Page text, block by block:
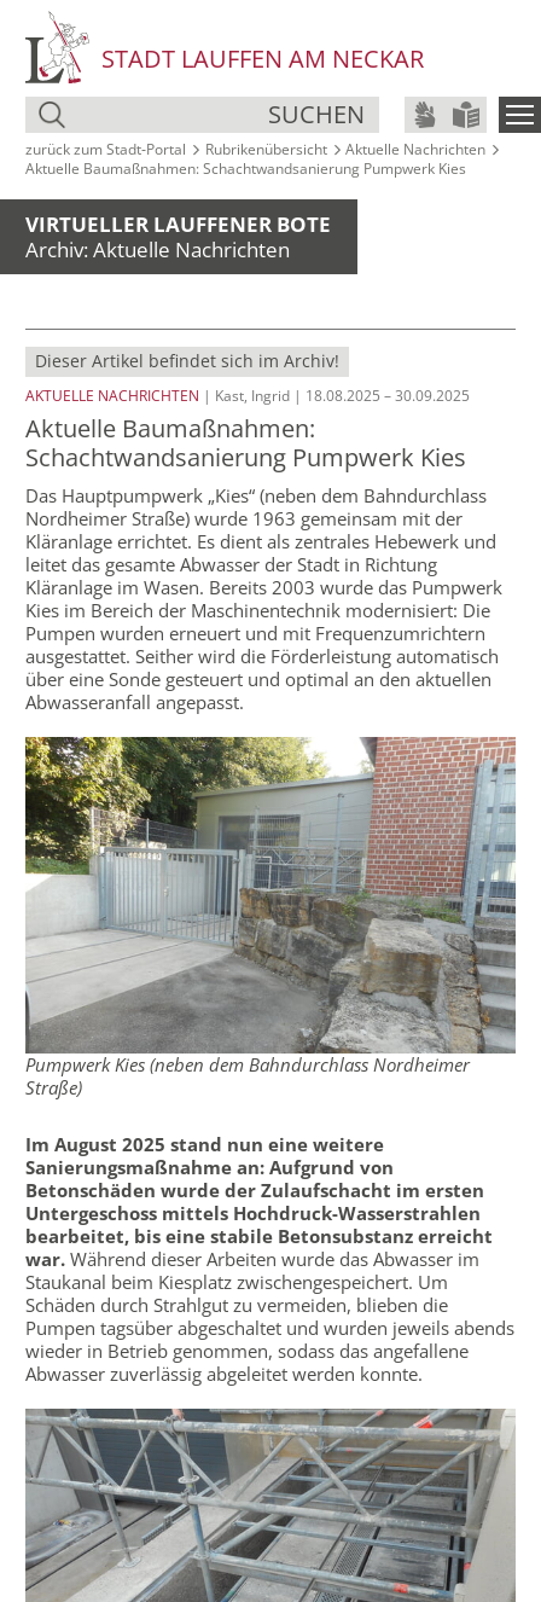
STADT LAUFFEN AM NECKAR
SUCHEN
zurück zum Stadt‑Portal Rubrikenübersicht
Aktuelle Nachrichten
Aktuelle Baumaßnahmen: Schachtwandsanierung Pumpwerk Kies
VIRTUELLER LAUFFENER BOTE
Archiv: Aktuelle Nachrichten
Dieser Artikel befindet sich im Archiv!
AKTUELLE NACHRICHTEN | Kast, Ingrid | 18.08.2025 – 30.09.2025
Aktuelle Baumaßnahmen:
Schachtwandsanierung Pumpwerk Kies
Das Hauptpumpwerk „Kies“ (neben dem Bahndurchlass
Nordheimer Straße) wurde 1963 gemeinsam mit der
Kläranlage errichtet. Es dient als zentrales Hebewerk und
leitet das gesamte Abwasser der Stadt in Richtung
Kläranlage im Wasen. Bereits 2003 wurde das Pumpwerk
Kies im Bereich der Maschinentechnik modernisiert: Die
Pumpen wurden erneuert und mit Frequenzumrichtern
ausgestattet. Seither wird die Förderleistung automatisch
über eine Sonde gesteuert und optimal an den aktuellen
Abwasseranfall angepasst.
Pumpwerk Kies (neben dem Bahndurchlass Nordheimer
Straße)
Im August 2025 stand nun eine weitere
Sanierungsmaßnahme an: Aufgrund von
Betonschäden wurde der Zulaufschacht im ersten
Untergeschoss mittels Hochdruck-Wasserstrahlen
bearbeitet, bis eine stabile Betonsubstanz erreicht
war. Während dieser Arbeiten wurde das Abwasser im
Staukanal beim Kiesplatz zwischengespeichert. Um
Schäden durch Strahlgut zu vermeiden, blieben die
Pumpen tagsüber abgeschaltet und wurden jeweils abends
wieder in Betrieb genommen, sodass das angefallene
Abwasser zuverlässig abgeleitet werden konnte.